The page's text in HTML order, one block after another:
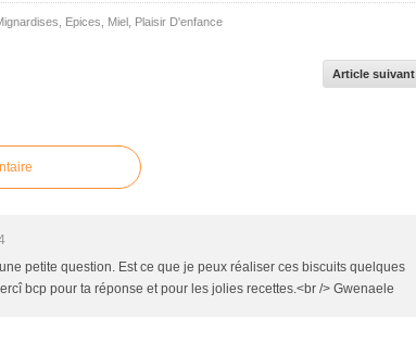
Epices Miel Plaisir D'enfance
Article suivant
petite question. Est ce que je peux réaliser ces biscuits quelques
bcp pour ta réponse et pour les jolies recettes.<br /> Gwenaele